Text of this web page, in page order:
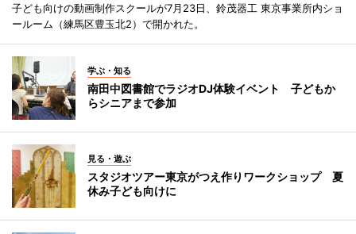
子ども向けの動画制作スクールが7月23日、鈴茂器工 東京事業所内ショ
ールーム（練馬区豊玉北2）で開かれた。
学ぶ・知る
南田中図書館でラジオDJ体験イベント 子どもか
らシニアまで参加
見る・遊ぶ
スタジオツアー東京がつえ作りワークショップ 夏
休み子ども向けに